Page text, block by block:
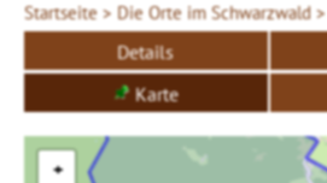
Startseite > Die Orte im Schwarzwald >
Details
Karte
+